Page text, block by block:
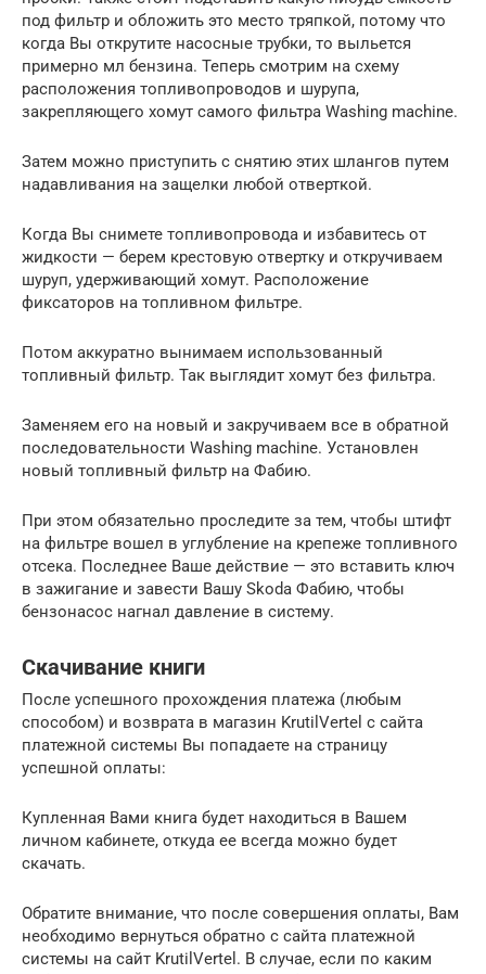
под фильтр и обложить это место тряпкой, потому что
когда Вы открутите насосные трубки, то выльется
примерно мл бензина. Теперь смотрим на схему
расположения топливопроводов и шурупа,
закрепляющего хомут самого фильтра Washing machine.
Затем можно приступить с снятию этих шлангов путем
надавливания на защелки любой отверткой.
Когда Вы снимете топливопровода и избавитесь от
жидкости — берем крестовую отвертку и откручиваем
шуруп, удерживающий хомут. Расположение
фиксаторов на топливном фильтре.
Потом аккуратно вынимаем использованный
топливный фильтр. Так выглядит хомут без фильтра.
Заменяем его на новый и закручиваем все в обратной
последовательности Washing machine. Установлен
новый топливный фильтр на Фабию.
При этом обязательно проследите за тем, чтобы штифт
на фильтре вошел в углубление на крепеже топливного
отсека. Последнее Ваше действие — это вставить ключ
в зажигание и завести Вашу Skoda Фабию, чтобы
бензонасос нагнал давление в систему.
Скачивание книги
После успешного прохождения платежа (любым
способом) и возврата в магазин KrutilVertel с сайта
платежной системы Вы попадаете на страницу
успешной оплаты:
Купленная Вами книга будет находиться в Вашем
личном кабинете, откуда ее всегда можно будет
скачать.
Обратите внимание, что после совершения оплаты, Вам
необходимо вернуться обратно с сайта платежной
системы на сайт KrutilVertel. В случае, если по каким